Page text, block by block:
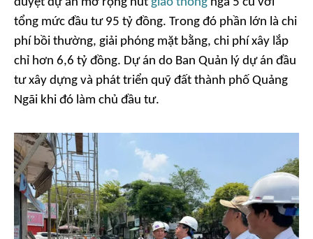
tổng mức đầu tư 95 tỷ đồng. Trong đó phần lớn là chi
phí bồi thường, giải phóng mặt bằng, chi phí xây lắp
chỉ hơn 6,6 tỷ đồng. Dự án do Ban Quản lý dự án đầu
tư xây dựng và phát triển quỹ đất thành phố Quảng
Ngãi khi đó làm chủ đầu tư.